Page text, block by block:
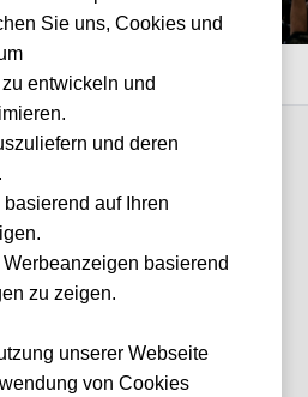
FAQ
(2)
Sie uns, Cookies und
entwickeln und
und deren
auf Ihren
basierend
zu zeigen.
unserer Webseite
von Cookies